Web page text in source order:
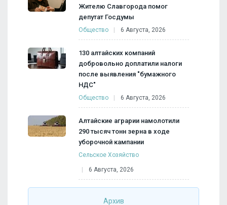
Жителю Славгорода помог
депутат Госдумы
Общество 6 Августа, 2026
130 алтайских компаний
добровольно доплатили налоги
после выявления "бумажного
НДС"
Общество 6 Августа, 2026
Алтайские аграрии намолотили
290 тысяч тонн зерна в ходе
уборочной кампании
Сельское Хозяйство
6 Августа, 2026
Архив